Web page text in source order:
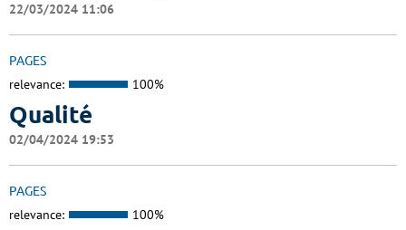
22/03/2024 11:06
PAGES
relevance: 100%
Qualité
02/04/2024 19:53
PAGES
relevance: 100%